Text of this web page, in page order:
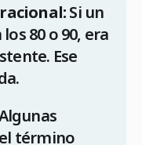
Si un
80 o 90, era
Ese
término